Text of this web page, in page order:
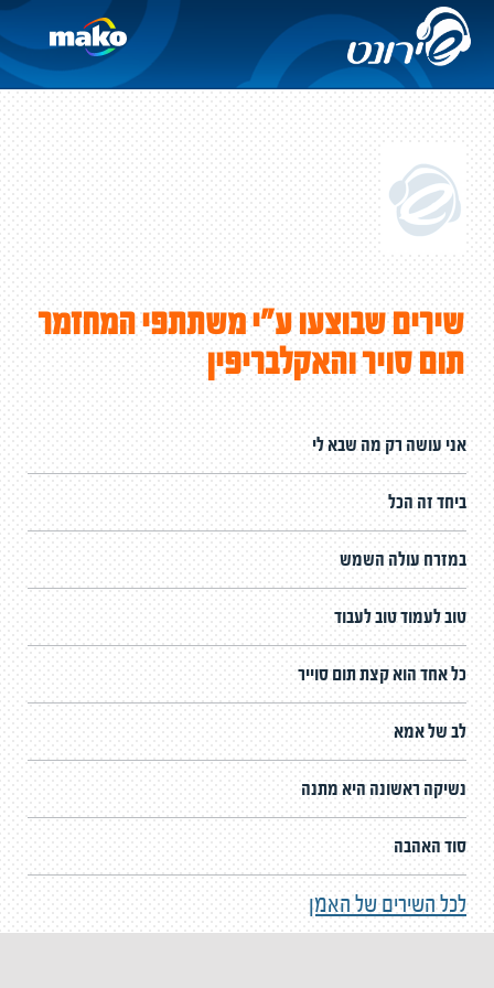
שירים שבוצעו ע"י משתתפי המחזמר
תום סויר והאקלבריפין
אני עושה רק מה שבא לי
ביחד זה הכל
במזרח עולה השמש
טוב לעמוד טוב לעבוד
כל אחד הוא קצת תום סוייר
לב של אמא
נשיקה ראשונה היא מתנה
סוד האהבה
לכל השירים של האמן